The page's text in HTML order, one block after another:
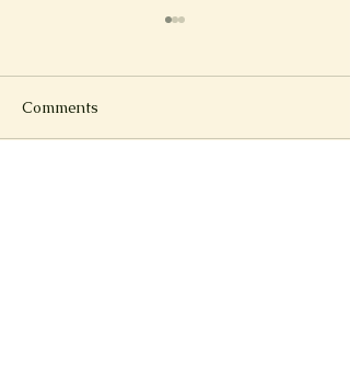
新冠後反覆不適
Comments